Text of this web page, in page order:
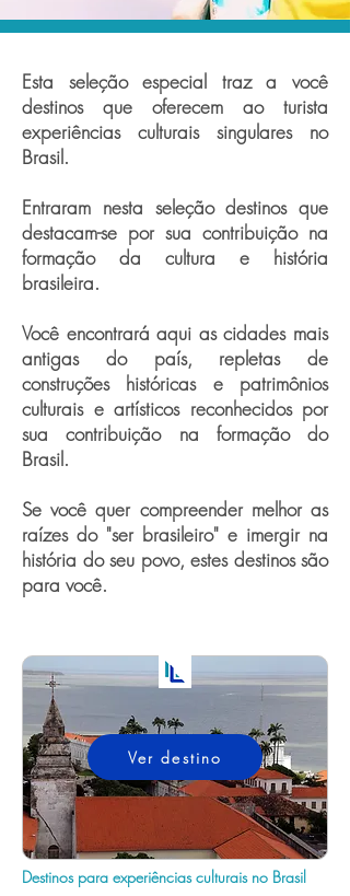
Esta seleção especial traz a você
destinos que oferecem ao turista
experiências culturais singulares no
Brasil.
Entraram nesta seleção destinos que
destacam-se por sua contribuição na
formação da cultura e história
brasileira.
Você encontrará aqui as cidades mais
antigas do país, repletas de
construções históricas e patrimônios
culturais e artísticos reconhecidos por
sua contribuição na formação do
Brasil.
Se você quer compreender melhor as
raízes do "ser brasileiro" e imergir na
história do seu povo, estes destinos são
para você.
Ver destino
Destinos para experiências culturais no Brasil